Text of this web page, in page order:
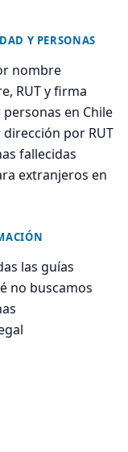
Y PERSONAS
nombre
RUT y firma
personas en Chile
dirección por RUT
fallecidas
extranjeros en
las guías
no buscamos